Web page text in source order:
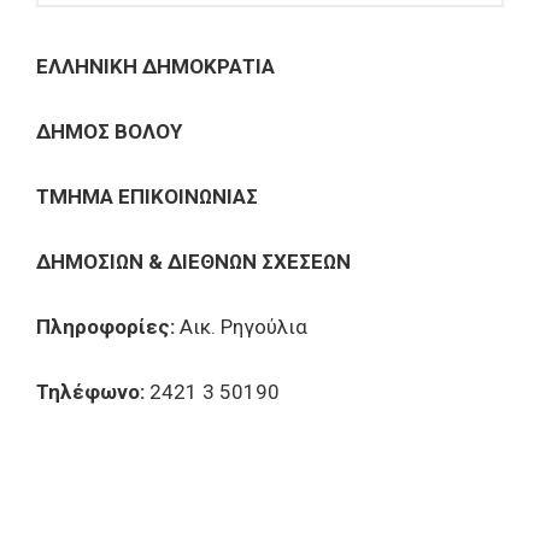
ΕΛΛΗΝΙΚΗ ΔΗΜΟΚΡΑΤΙΑ
ΔΗΜΟΣ ΒΟΛΟΥ
ΤΜΗΜΑ ΕΠΙΚΟΙΝΩΝΙΑΣ
ΔΗΜΟΣΙΩΝ & ΔΙΕΘΝΩΝ ΣΧΕΣΕΩΝ
Πληροφορίες: Αικ. Ρηγούλια
Τηλέφωνο: 2421 3 50190